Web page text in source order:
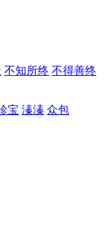
不知所终 不得善终
宝 溱溱 众包